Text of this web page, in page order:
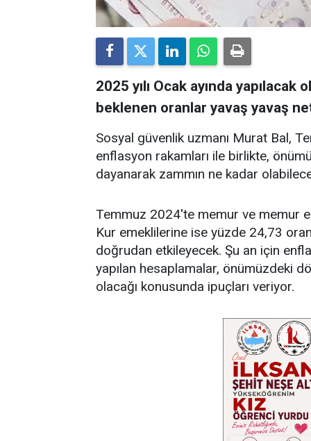
2025 yılı Ocak ayında
beklenen oranlar yavaş yavaş
Sosyal güvenlik uzmanı Murat Bal,
enflasyon rakamları ile birlikte,
dayanarak zammın ne kadar
Temmuz 2024'te memur ve memur
Kur emeklilerine ise yüzde 24,73
doğrudan etkileyecek. Şu an için
yapılan hesaplamalar, önümüzdeki
olacağı konusunda ipuçları veriyor.